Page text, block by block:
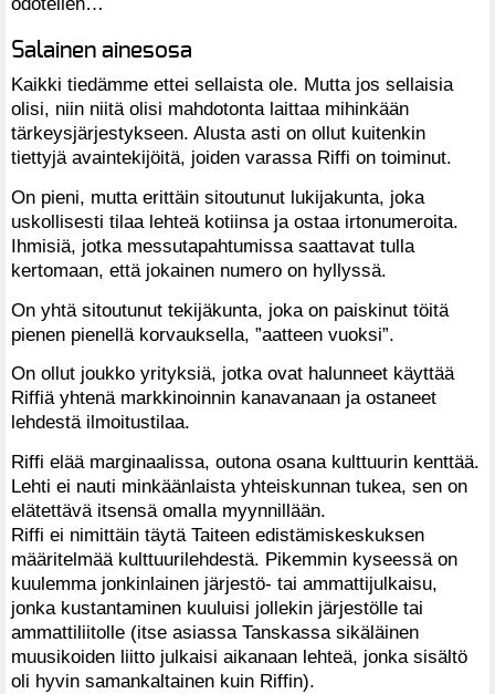
Salainen ainesosa
Kaikki tiedämme ettei sellaista ole. Mutta jos sellaisia
olisi, niin niitä olisi mahdotonta laittaa mihinkään
tärkeysjärjestykseen. Alusta asti on ollut kuitenkin
tiettyjä avaintekijöitä, joiden varassa Riffi on toiminut.
On pieni, mutta erittäin sitoutunut lukijakunta, joka
uskollisesti tilaa lehteä kotiinsa ja ostaa irtonumeroita.
Ihmisiä, jotka messutapahtumissa saattavat tulla
kertomaan, että jokainen numero on hyllyssä.
On yhtä sitoutunut tekijäkunta, joka on paiskinut töitä
pienen pienellä korvauksella, ”aatteen vuoksi”.
On ollut joukko yrityksiä, jotka ovat halunneet käyttää
Riffiä yhtenä markkinoinnin kanavanaan ja ostaneet
lehdestä ilmoitustilaa.
Riffi elää marginaalissa, outona osana kulttuurin kenttää.
Lehti ei nauti minkäänlaista yhteiskunnan tukea, sen on
elätettävä itsensä omalla myynnillään.
Riffi ei nimittäin täytä Taiteen edistämiskeskuksen
määritelmää kulttuurilehdestä. Pikemmin kyseessä on
kuulemma jonkinlainen järjestö- tai ammattijulkaisu,
jonka kustantaminen kuuluisi jollekin järjestölle tai
ammattiliitolle (itse asiassa Tanskassa sikäläinen
muusikoiden liitto julkaisi aikanaan lehteä, jonka sisältö
oli hyvin samankaltainen kuin Riffin).